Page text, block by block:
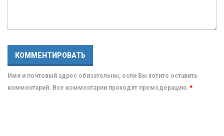
Имя и почтовый адрес обязательны, если Вы хотите оставить
комментарий. Все комментарии проходят премодерацию. *